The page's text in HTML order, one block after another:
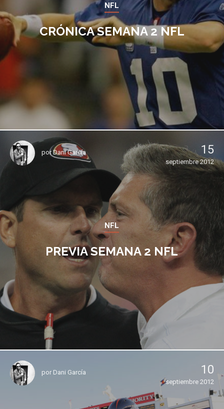
NFL
CRÓNICA SEMANA 2 NFL
porDani García 15
septiembre 2012
NFL
PREVIA SEMANA 2 NFL
por Dani García 10
septiembre 2012